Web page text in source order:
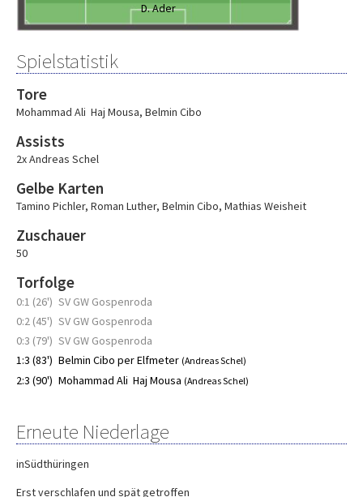
D. Ader
Spielstatistik
Tore
Mohammad Ali Haj Mousa, Belmin Cibo
Assists
2x Andreas Schel
Gelbe Karten
Tamino Pichler, Roman Luther, Belmin Cibo, Mathias Weisheit
Zuschauer
50
Torfolge
0:1 (26') SV GW Gospenroda
0:2 (45') SV GW Gospenroda
0:3 (79') SV GW Gospenroda
1:3 (83') Belmin Cibo per Elfmeter (Andreas Schel)
2:3 (90') Mohammad Ali Haj Mousa (Andreas Schel)
Erneute Niederlage
inSüdthüringen
Erst verschlafen und spät getroffen